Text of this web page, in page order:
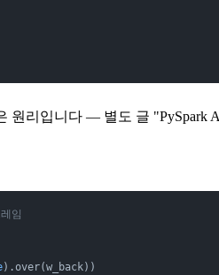
원리입니다 — 별도 글 "PySpark
임
).over(w_back))